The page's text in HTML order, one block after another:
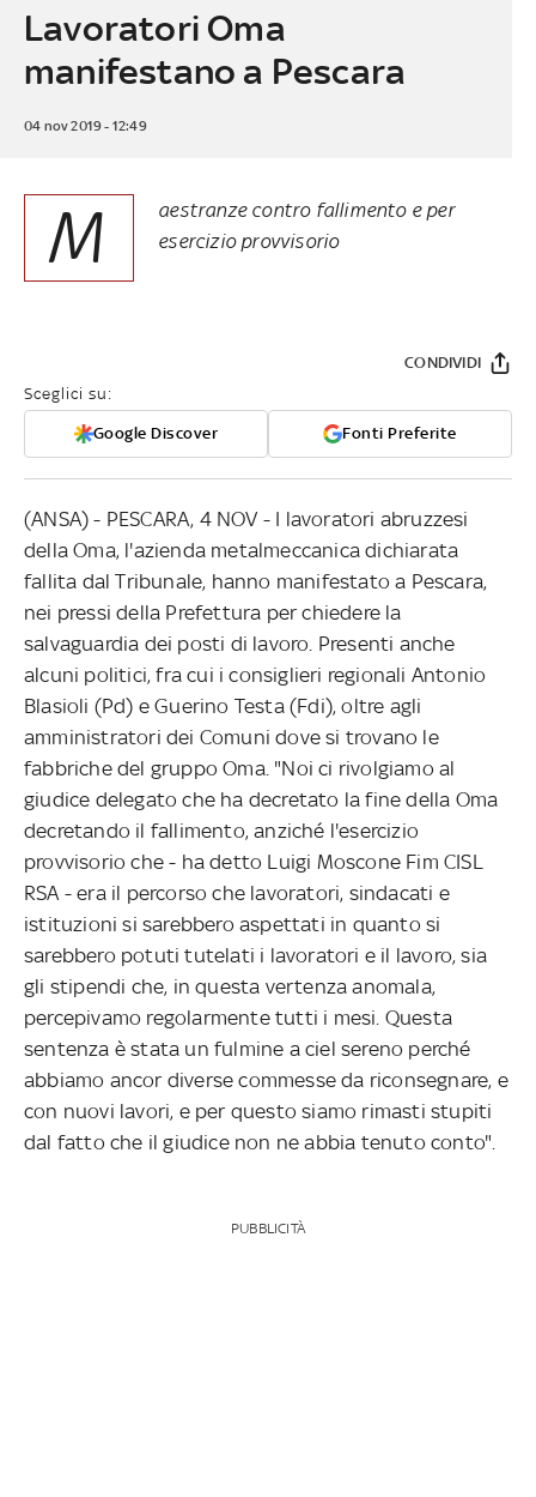
Lavoratori Oma
manifestano a Pescara
04 nov 2019 - 12:49
M
aestranze contro fallimento e per
esercizio provvisorio
Sceglici su:
Google Discover Fonti Preferite
CONDIVIDI
(ANSA) - PESCARA, 4 NOV - I lavoratori abruzzesi
della Oma, l'azienda metalmeccanica dichiarata
fallita dal Tribunale, hanno manifestato a Pescara,
nei pressi della Prefettura per chiedere la
salvaguardia dei posti di lavoro. Presenti anche
alcuni politici, fra cui i consiglieri regionali Antonio
Blasioli (Pd) e Guerino Testa (Fdi), oltre agli
amministratori dei Comuni dove si trovano le
fabbriche del gruppo Oma. "Noi ci rivolgiamo al
giudice delegato che ha decretato la fine della Oma
decretando il fallimento, anziché l'esercizio
provvisorio che - ha detto Luigi Moscone Fim CISL
RSA - era il percorso che lavoratori, sindacati e
istituzioni si sarebbero aspettati in quanto si
sarebbero potuti tutelati i lavoratori e il lavoro, sia
gli stipendi che, in questa vertenza anomala,
percepivamo regolarmente tutti i mesi. Questa
sentenza è stata un fulmine a ciel sereno perché
abbiamo ancor diverse commesse da riconsegnare, e
con nuovi lavori, e per questo siamo rimasti stupiti
dal fatto che il giudice non ne abbia tenuto conto".
PUBBLICITÀ